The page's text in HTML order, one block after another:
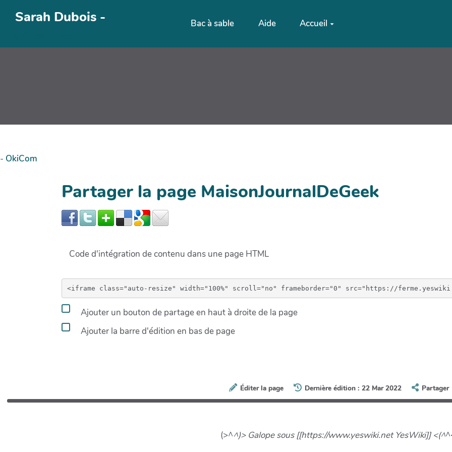
Aller au contenu principal
Sarah Dubois - Bac à sable Aide Accueil
- OkiCom
Partager la page MaisonJournalDeGeek
Code d'intégration de contenu dans une page HTML
Ajouter un bouton de partage en haut à droite de la page
Ajouter la barre d'édition en bas de page
Éditer la page Dernière édition : 22 Mar 2022 Partager
(>^^)> Galope sous [[https://www.yeswiki.net YesWiki]] <(^